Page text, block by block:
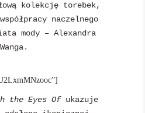
kolekcję torebek,
naczelnego
mody – Alexandra
Wanga.
the Eyes Ofukazuje